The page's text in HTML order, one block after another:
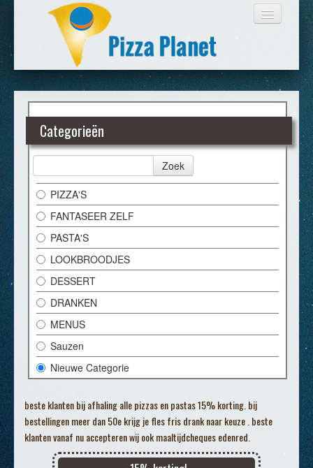
HOME
BESTELLEN
LOGIN
CONTACT
Categorieën
Zoek
PIZZA'S
FANTASEER ZELF
PASTA'S
LOOKBROODJES
DESSERT
DRANKEN
MENUS
Sauzen
Nieuwe Categorie
beste klanten bij afhaling alle pizzas en pastas 15% korting. bij
bestellingen meer dan 50e krijg je fles fris drank naar keuze . beste
klanten vanaf nu accepteren wij ook maaltijdcheques edenred.